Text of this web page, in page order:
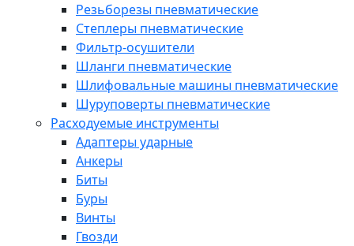
Резьборезы пневматические
Степлеры пневматические
Фильтр-осушители
Шланги пневматические
Шлифовальные машины пневматические
Шуруповерты пневматические
Расходуемые инструменты
Адаптеры ударные
Анкеры
Биты
Буры
Винты
Гвозди